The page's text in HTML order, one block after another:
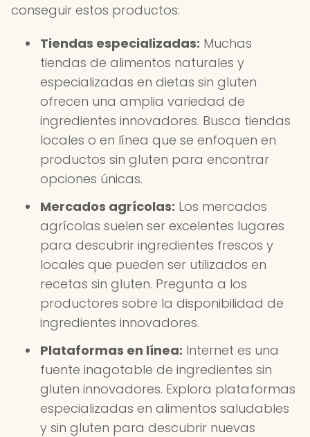
conseguir estos productos:
Tiendas especializadas: Muchas
tiendas de alimentos naturales y
especializadas en dietas sin gluten
ofrecen una amplia variedad de
ingredientes innovadores. Busca tiendas
locales o en línea que se enfoquen en
productos sin gluten para encontrar
opciones únicas.
Mercados agrícolas: Los mercados
agrícolas suelen ser excelentes lugares
para descubrir ingredientes frescos y
locales que pueden ser utilizados en
recetas sin gluten. Pregunta a los
productores sobre la disponibilidad de
ingredientes innovadores.
Plataformas en línea: Internet es una
fuente inagotable de ingredientes sin
gluten innovadores. Explora plataformas
especializadas en alimentos saludables
y sin gluten para descubrir nuevas